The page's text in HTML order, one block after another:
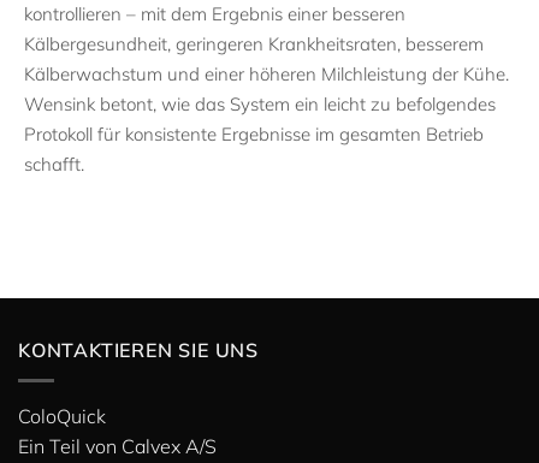
kontrollieren – mit dem Ergebnis einer besseren
Kälbergesundheit, geringeren Krankheitsraten, besserem
Kälberwachstum und einer höheren Milchleistung der Kühe.
Wensink betont, wie das System ein leicht zu befolgendes
Protokoll für konsistente Ergebnisse im gesamten Betrieb
schafft.
KONTAKTIEREN SIE UNS
ColoQuick
Ein Teil von Calvex A/S